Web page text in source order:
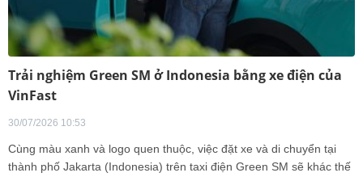
Trải nghiệm Green SM ở Indonesia bằng xe điện của
VinFast
30/07/2026 10:53
Cùng màu xanh và logo quen thuộc, việc đặt xe và di chuyển tại
thành phố Jakarta (Indonesia) trên taxi điện Green SM sẽ khác thế